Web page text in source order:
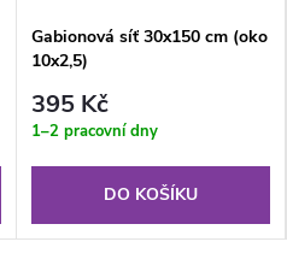
Gabionová síť 30x150 cm (oko
10x2,5)
395 Kč
1–2 pracovní dny
DO KOŠÍKU